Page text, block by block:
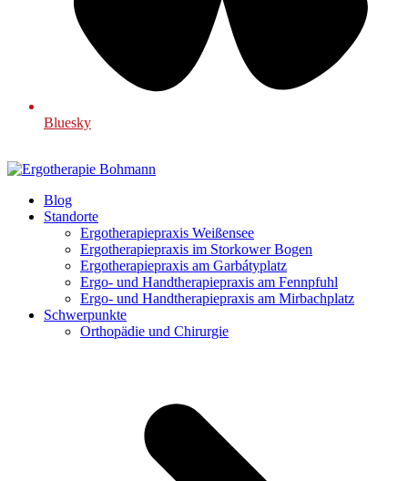
Bluesky
Blog
Standorte
Ergotherapiepraxis Weißensee
Ergotherapiepraxis im Storkower Bogen
Ergotherapiepraxis am Garbátyplatz
Ergo- und Handtherapiepraxis am Fennpfuhl
Ergo- und Handtherapiepraxis am Mirbachplatz
Schwerpunkte
Orthopädie und Chirurgie